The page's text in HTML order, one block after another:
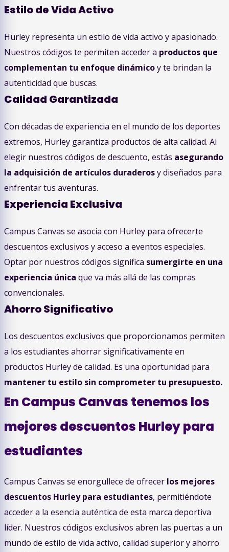
Estilo de Vida Activo
Hurley representa un estilo de vida activo y apasionado.
Nuestros códigos te permiten acceder a productos que
complementan tu enfoque dinámicoy te brindan la
autenticidad que buscas.
Calidad Garantizada
Con décadas de experiencia en el mundo de los deportes
extremos, Hurley garantiza productos de alta calidad. Al
elegir nuestros códigos de descuento, estás asegurando
la adquisición de artículos duraderosy diseñados para
enfrentar tus aventuras.
Experiencia Exclusiva
Campus Canvas se asocia con Hurley para ofrecerte
descuentos exclusivos y acceso a eventos especiales.
Optar por nuestros códigos significa sumergirte en una
experiencia única que va más allá de las compras
convencionales.
Ahorro Significativo
Los descuentos exclusivos que proporcionamos permiten
a los estudiantes ahorrar significativamente en
productos Hurley de calidad. Es una oportunidad para
mantener tu estilo sin comprometer tu presupuesto.
En Campus Canvas tenemos los
mejores descuentos Hurley para
estudiantes
Campus Canvas se enorgullece de ofrecer los mejores
descuentos Hurley para estudiantes, permitiéndote
acceder a la esencia auténtica de esta marca deportiva
líder. Nuestros códigos exclusivos abren las puertas a un
mundo de estilo de vida activo, calidad superior y ahorro